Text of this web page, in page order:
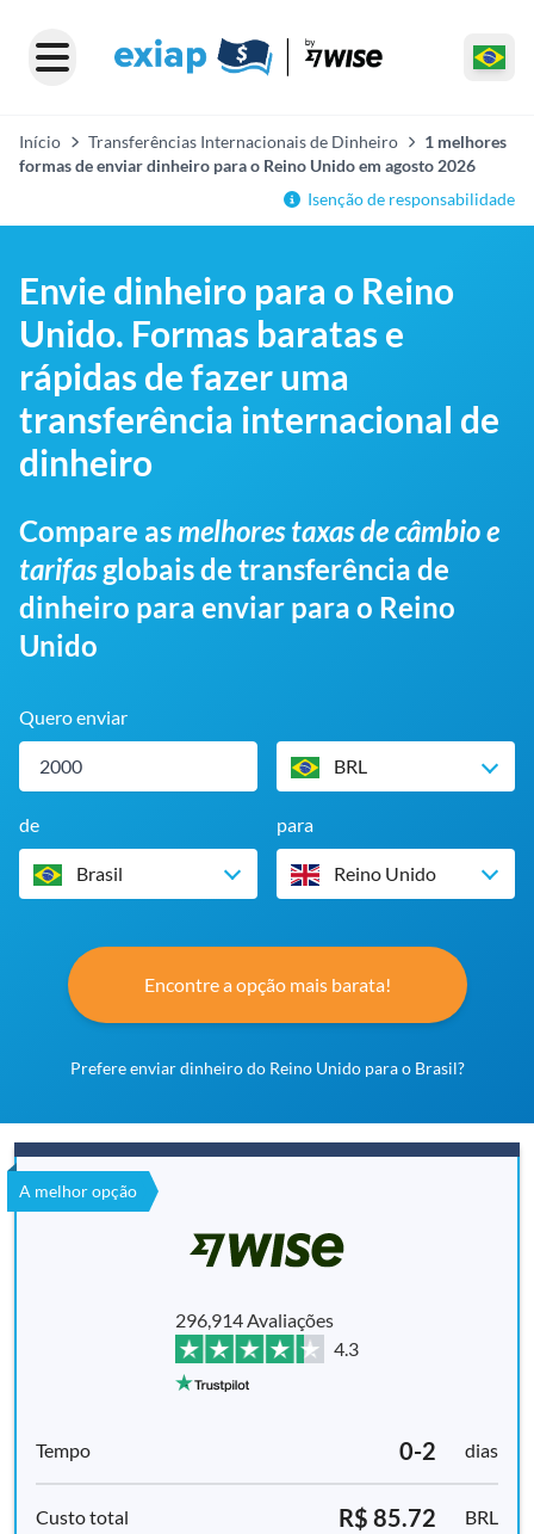
Início Transferências Internacionais de Dinheiro
1 melhores
formas de enviar dinheiro para o Reino Unido em agosto 2026
Isenção de responsabilidade
Envie dinheiro para o Reino
Unido. Formas baratas e
rápidas de fazer uma
transferência internacional de
dinheiro
Compare asmelhores taxas de câmbio e
tarifasglobais de transferência de
dinheiro para enviar para o Reino
Unido
Quero enviar
BRL
de
Brasil
para
Reino Unido
Encontre a opção mais barata!
Prefere enviar dinheiro do Reino Unido para o Brasil?
A melhor opção
296,914 Avaliações
4.3
0-2 dias
R$ 85.72
BRL